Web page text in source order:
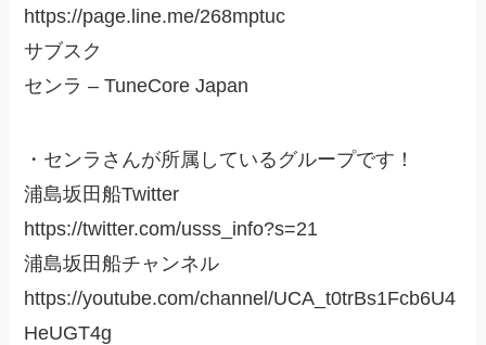
https://page.line.me/268mptuc
サブスク
センラ – TuneCore Japan
・センラさんが所属しているグループです！
浦島坂田船Twitter
https://twitter.com/usss_info?s=21
浦島坂田船チャンネル
https://youtube.com/channel/UCA_t0trBs1Fcb6U4
HeUGT4g